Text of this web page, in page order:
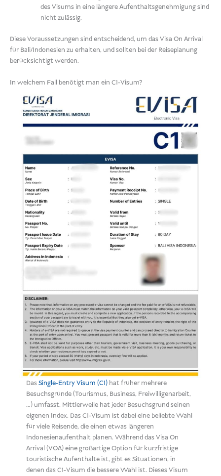
des Visums in eine längere Aufenthaltsgenehmigung sind
nicht zulässig.
Diese Voraussetzungen sind entscheidend, um das Visa On Arrival
für Bali/Indonesien zu erhalten, und sollten bei der Reiseplanung
berücksichtigt werden.
In welchem Fall benötigt man ein C1-Visum?
Das Single-Entry Visum (C1)hat früher mehrere
Besuchsgründe (Tourismus, Business, Freiwilligenarbeit,
…) umfasst. Mittlerweile hat jeder Besuchsgrund seinen
eigenen Index. Das C1-Visum ist dabei eine beliebte Wahl
für viele Reisende, die einen etwas längeren
Indonesienaufenthalt planen. Während das Visa On
Arrival (VOA) eine großartige Option für kurzfristige
touristische Aufenthalte ist, gibt es Situationen, in
denen das C1-Visum die bessere Wahl ist. Dieses Visum